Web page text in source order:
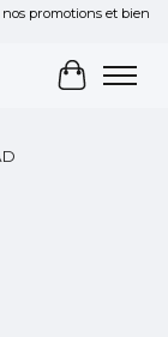
promotions et bien
Panier